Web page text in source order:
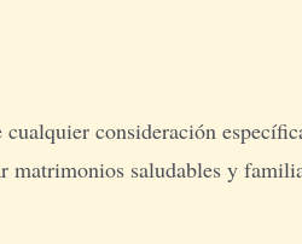
consideración
matrimonios saludables y